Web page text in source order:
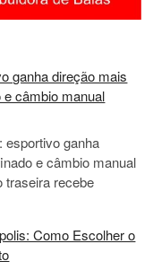
ganha direção mais
câmbio manual
esportivo ganha
e câmbio manual
traseira recebe
Como Escolher o